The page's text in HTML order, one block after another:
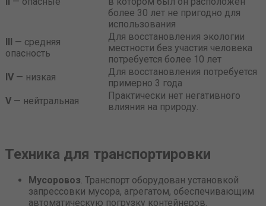
более 30 лет не пригодно для
использования
III — средняя
опасность
Для восстановления экологии
местности без участия человека
потребуется более 10 лет
IV — низкая
Для восстановления потребуется
примерно 3 года
V — нейтральная
Практически нет негативного
влияния на природу.
Техника для транспортировки
Мусоровоз . Транспорт оборудован установкой
запрессовки мусора, агрегатом, обеспечивающим
автоматическую погрузку контейнеров.